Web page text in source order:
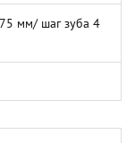
мм/ шаг зуба 4